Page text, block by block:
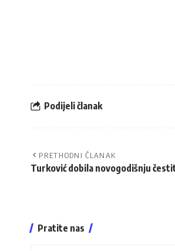
Podijeli članak
PRETHODNI ČLANAK
Turković dobila novogodišnju
Pratite nas